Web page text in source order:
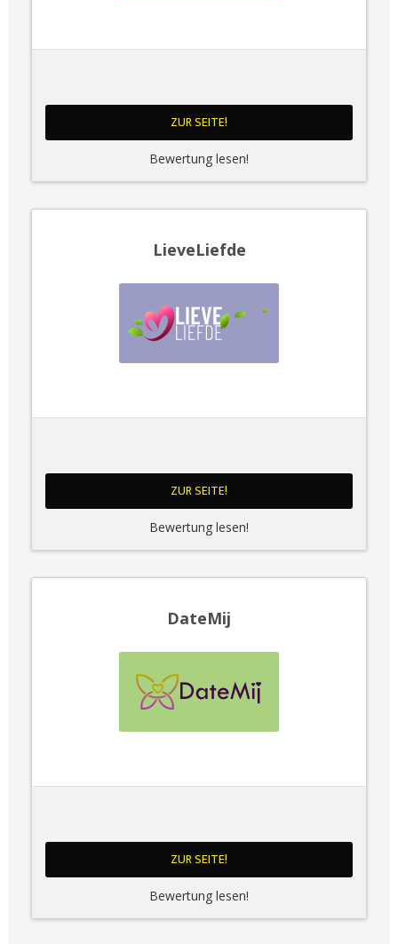
ZUR SEITE!
Bewertung lesen!
LieveLiefde
ZUR SEITE!
Bewertung lesen!
DateMij
ZUR SEITE!
Bewertung lesen!